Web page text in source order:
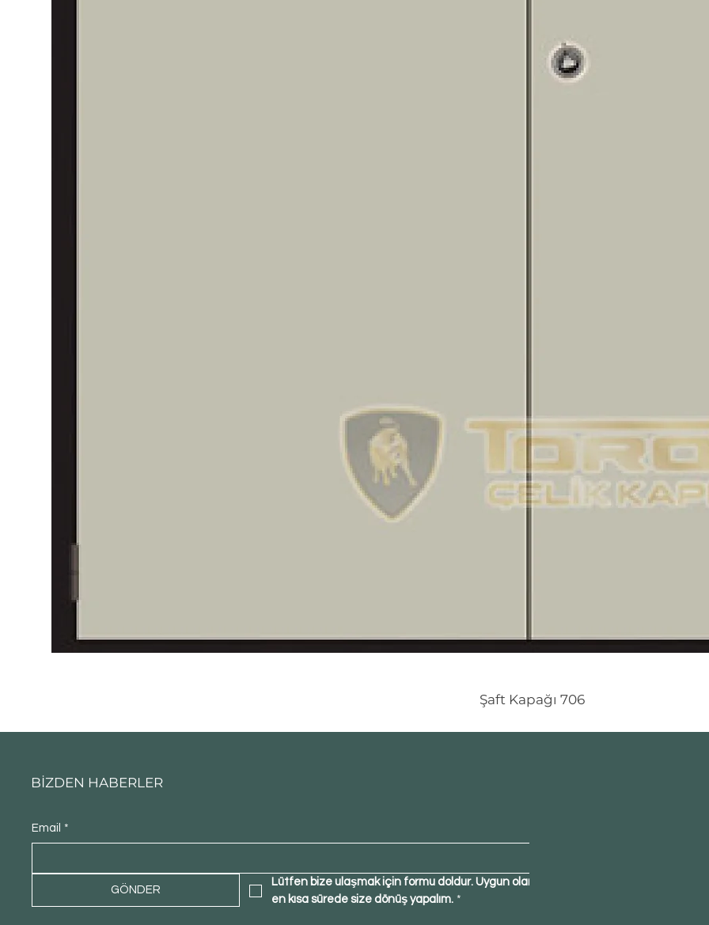
Şaft Kapağı 706
BİZDEN HABERLER
Email *
GÖNDER
Lütfen bize ulaşmak için formu doldur. Uygun olan
en kısa sürede size dönüş yapalım. *